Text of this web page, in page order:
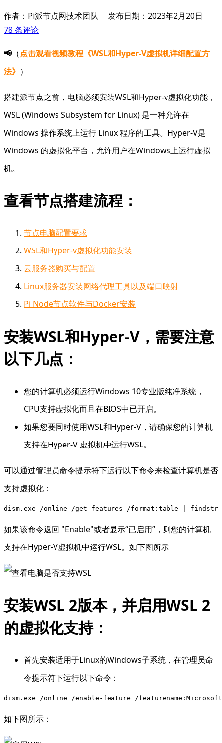
作者：Pi派节点网技术团队 发布日期： 2023年2月20日
78 条评论
📢（点击观看视频教程《WSL和Hyper-V虚拟机详细配置方
法》 ）
搭建派节点之前，电脑必须安装WSL和Hyper-v虚拟化功能，
WSL (Windows Subsystem for Linux) 是一种允许在
Windows 操作系统上运行 Linux 程序的工具。Hyper-V是
Windows 的虚拟化平台，允许用户在Windows上运行虚拟
机。
查看节点搭建流程：
节点电脑配置要求
WSL和Hyper-v虚拟化功能安装
云服务器购买与配置
Linux服务器安装网络代理工具以及端口映射
Pi Node节点软件与Docker安装
安装WSL和Hyper-V，需要注意
以下几点：
您的计算机必须运行Windows 10专业版纯净系统，
CPU支持虚拟化而且在BIOS中已开启。
如果您要同时使用WSL和Hyper-V，请确保您的计算机
支持在Hyper-V 虚拟机中运行WSL。
可以通过管理员命令提示符下运行以下命令来检查计算机是否
支持虚拟化：
dism.exe /online /get-features /format:table | findstr
如果该命令返回 "Enable"或者显示“已启用”，则您的计算机
支持在Hyper-V虚拟机中运行WSL。如下图所示
安装WSL 2版本，并启用WSL 2
的虚拟化支持：
首先安装适用于Linux的Windows子系统，在管理员命
令提示符下运行以下命令：
dism.exe /online /enable-feature /
如下图所示：